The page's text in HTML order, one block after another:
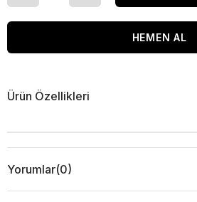
Ürün Özellikleri
Yorumlar(0)